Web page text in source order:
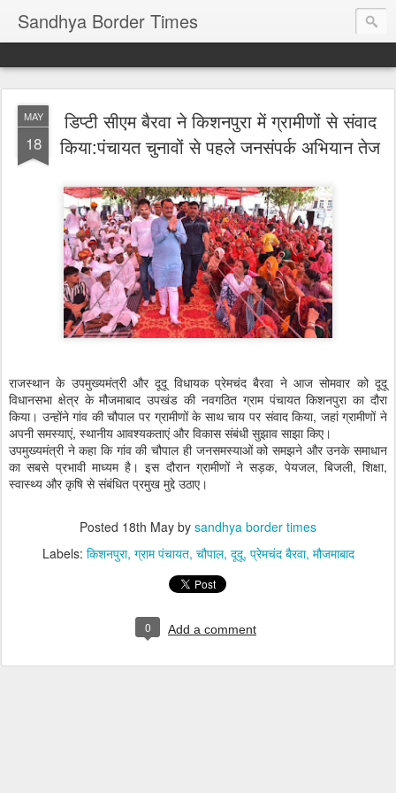
Sandhya Border Times
MAY
18
डिप्टी सीएम बैरवा ने किशनपुरा में ग्रामीणों से संवाद
किया:पंचायत चुनावों से पहले जनसंपर्क अभियान तेज
राजस्थान के उपमुख्यमंत्री और दूदू विधायक प्रेमचंद बैरवा ने आज सोमवार को दूदू
विधानसभा क्षेत्र के मौजमाबाद उपखंड की नवगठित ग्राम पंचायत किशनपुरा का दौरा
किया। उन्होंने गांव की चौपाल पर ग्रामीणों के साथ चाय पर संवाद किया, जहां ग्रामीणों ने
अपनी समस्याएं, स्थानीय आवश्यकताएं और विकास संबंधी सुझाव साझा किए।
उपमुख्यमंत्री ने कहा कि गांव की चौपाल ही जनसमस्याओं को समझने और उनके समाधान
का सबसे प्रभावी माध्यम है। इस दौरान ग्रामीणों ने सड़क, पेयजल, बिजली, शिक्षा,
स्वास्थ्य और कृषि से संबंधित प्रमुख मुद्दे उठाए।
Posted 18th May by sandhya border times
Labels: किशनपुरा ग्राम पंचायत चौपाल दूदू प्रेमचंद बैरवा मौजमाबाद
0 Add a comment